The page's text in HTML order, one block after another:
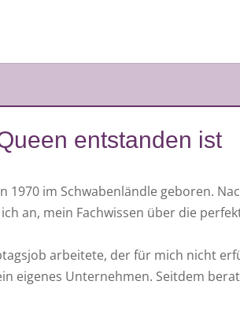
entstanden ist
1970 im Schwabenländle geboren.
ich an, mein Fachwissen über die
arbeitete, der für mich nicht
eigenes Unternehmen. Seitdem